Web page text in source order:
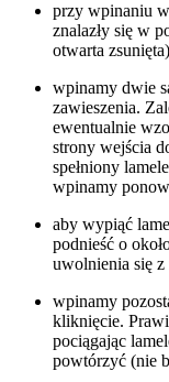
przy wpinaniu
znalazły się w
otwarta zsunięta)
wpinamy dwie
zawieszenia.
ewentualnie
strony wejścia
spełniony
wpinamy
aby wypiąć
podnieść o
uwolnienia się z
wpinamy
kliknięcie.
pociągając
powtórzyć (nie